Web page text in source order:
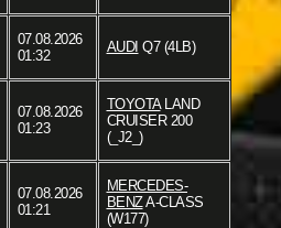
07.08.2026
01:32
AUDI Q7 (4LB)
07.08.2026
01:23
TOYOTALAND
CRUISER 200
(_J2_)
07.08.2026
01:21
MERCEDES-
BENZA-CLASS
(W177)